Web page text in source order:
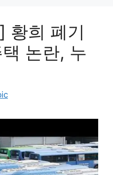
황희 폐기
논란, 누